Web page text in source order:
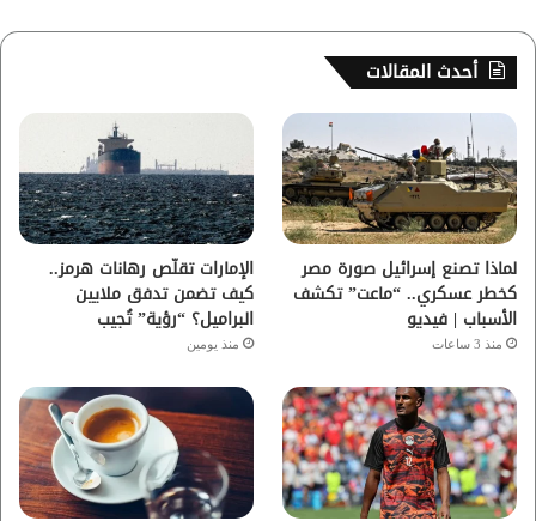
س
ب
و
ك
ر
ي
و
ب
ت
ق
ر
ا
م
أحدث المقالات
لماذا تصنع إسرائيل صورة مصر
كخطر عسكري.. “ماعت” تكشف
الأسباب | فيديو
منذ 3 ساعات
الإمارات تقلّص رهانات هرمز..
كيف تضمن تدفق ملايين
البراميل؟ “رؤية” تُجيب
منذ يومين